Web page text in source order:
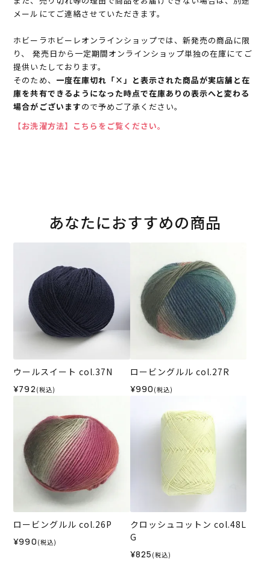
メールにてご連絡させていただきます。
ホビーラホビーレオンラインショップでは、新発売の商品に限
り、 発売日から一定期間オンラインショップ単独の在庫にてご
提供いたしております。
そのため、 一度在庫切れ「×」と表示された商品が実店舗と在
庫を共有できるようになった時点で在庫ありの表示へと変わる
場合がございますので予めご了承ください。
【お洗濯方法】こちらをご覧ください。
あなたにおすすめの商品
ウールスイート col.37N
¥792 (税込)
ロービングルル col.27R
¥990 (税込)
ロービングルル col.26P
¥990 (税込)
クロッシュコットン col.48L
G
¥825 (税込)